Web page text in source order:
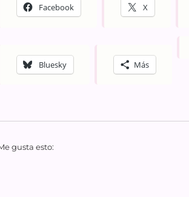
Facebook X
Bluesky Más
gusta esto: